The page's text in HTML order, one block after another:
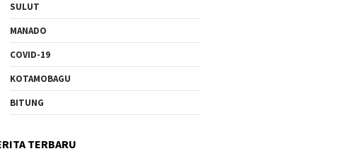
SULUT
MANADO
COVID-19
KOTAMOBAGU
BITUNG
TERBARU